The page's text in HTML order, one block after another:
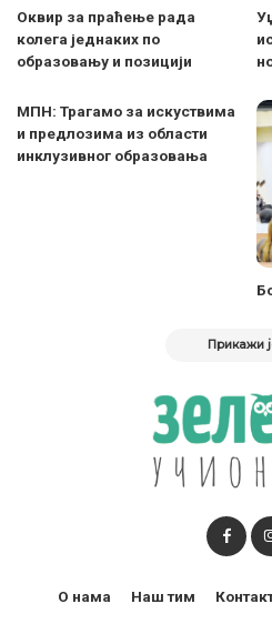
Оквир за праћење рада
колега једнаких по
образовању и позицији
МПН: Трагамо за искуствима
и предлозима из области
инклузивног образовања
Прикажи
О нама Наш тим